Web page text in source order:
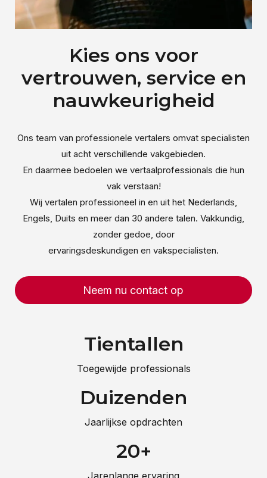
Kies ons voor
vertrouwen, service en
nauwkeurigheid
Ons team van professionele vertalers omvat specialisten
uit acht verschillende vakgebieden.
En daarmee bedoelen we vertaalprofessionals die hun
vak verstaan!
Wij vertalen professioneel in en uit het Nederlands,
Engels, Duits en meer dan 30 andere talen. Vakkundig,
zonder gedoe, door
ervaringsdeskundigen en vakspecialisten.
Neem nu contact op
Tientallen
Toegewijde professionals
Duizenden
Jaarlijkse opdrachten
20+
Jarenlange ervaring